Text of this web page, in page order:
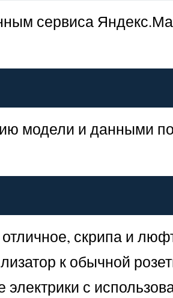
сервиса
модели и данными
отличное, скрипа и
к обычной
с